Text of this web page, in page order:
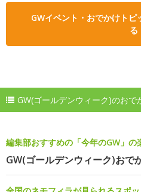
GWイベント・おでかけト
る
GW(ゴールデンウィーク)のおで
編集部おすすめの「今年のGW」の
GW(ゴールデンウィーク)おで